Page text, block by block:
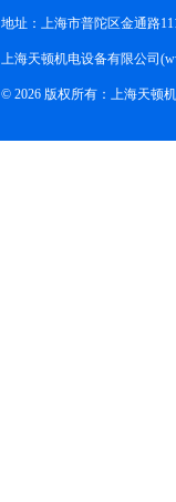
地址：上海市普陀区金通路
上海天顿机电设备有限公司
© 2026 版权所有：上海天顿